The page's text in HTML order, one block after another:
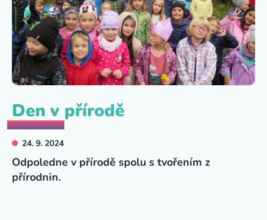
Den v přírodě
24. 9. 2024
Odpoledne v přírodě spolu s tvořením z
přírodnin.